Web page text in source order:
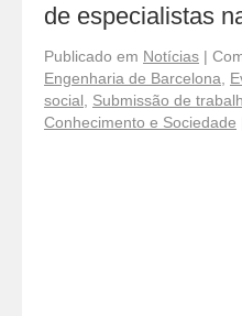
de especialistas
Publicado em Notícias |
Engenharia de Barcelona
social
Submissão de
Conhecimento e Sociedade